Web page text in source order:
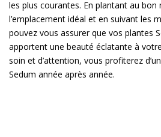
les plus courantes. En plantant au
l’emplacement idéal et en suivant les
pouvez vous assurer que vos plantes
apportent une beauté éclatante à
soin et d’attention, vous profiterez
Sedum année après année.